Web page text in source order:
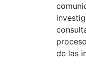
de las